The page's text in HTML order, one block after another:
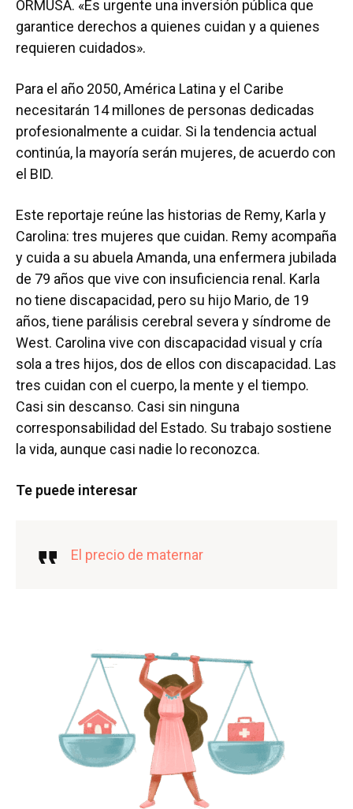
ORMUSA. «Es urgente una inversión pública que
garantice derechos a quienes cuidan y a quienes
requieren cuidados».
Para el año 2050, América Latina y el Caribe
necesitarán 14 millones de personas dedicadas
profesionalmente a cuidar. Si la tendencia actual
continúa, la mayoría serán mujeres, de acuerdo con
el BID.
Este reportaje reúne las historias de Remy, Karla y
Carolina: tres mujeres que cuidan. Remy acompaña
y cuida a su abuela Amanda, una enfermera jubilada
de 79 años que vive con insuficiencia renal. Karla
no tiene discapacidad, pero su hijo Mario, de 19
años, tiene parálisis cerebral severa y síndrome de
West. Carolina vive con discapacidad visual y cría
sola a tres hijos, dos de ellos con discapacidad. Las
tres cuidan con el cuerpo, la mente y el tiempo.
Casi sin descanso. Casi sin ninguna
corresponsabilidad del Estado. Su trabajo sostiene
la vida, aunque casi nadie lo reconozca.
Te puede interesar
El precio de maternar